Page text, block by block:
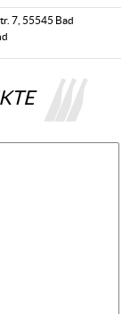
7, 55545 Bad